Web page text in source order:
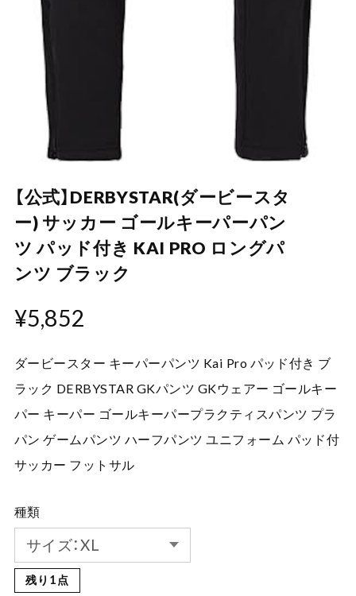
【公式】DERBYSTAR(ダービースタ
ー) サッカー ゴールキーパーパン
ツ パッド付き KAI PRO ロングパ
ンツ ブラック
¥5,852
ダービースター キーパーパンツ Kai Pro パッド付き ブ
ラック DERBYSTAR GKパンツ GKウェアー ゴールキー
パー キーパー ゴールキーパープラクティスパンツ プラ
パン ゲームパンツ ハーフパンツ ユニフォーム パッド付
サッカー フットサル
種類
残り1点